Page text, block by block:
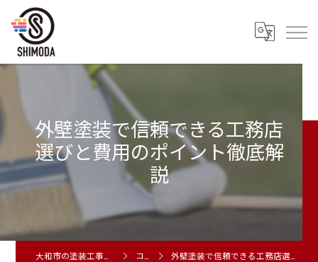
外壁塗装で信頼できる工務店
選びと費用のポイント徹底解
説
コラム 外壁塗装で信頼できる工務店選びと費用のポイント徹底解説